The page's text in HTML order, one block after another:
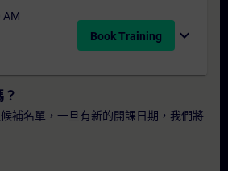
AM
Book Training expand_more
補名單，一旦有新的開課日期，我們將